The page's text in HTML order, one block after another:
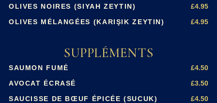
OLIVES NOIRES (SIYAH ZEYTIN) £4.95
OLIVES MÉLANGÉES (KARIŞIK ZEYTIN) £4.95
SUPPLÉMENTS
SAUMON FUMÉ £4.50
AVOCAT ÉCRASÉ £3.50
SAUCISSE DE BŒUF ÉPICÉE (SUCUK) £4.50